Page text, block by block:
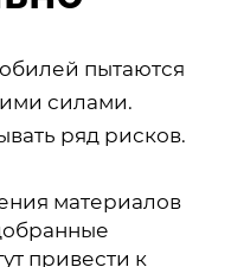
пытаются
силами.
ряд рисков.
материалов
привести к